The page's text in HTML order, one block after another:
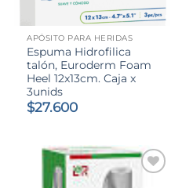
APÓSITO PARA HERIDAS
Espuma Hidrofilica
talón, Euroderm Foam
Heel 12x13cm. Caja x
3unids
$27.600